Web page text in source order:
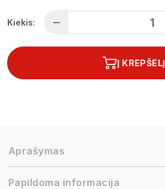
Kiekis:
Į KREPŠELĮ
Aprašymas
Papildoma informacija